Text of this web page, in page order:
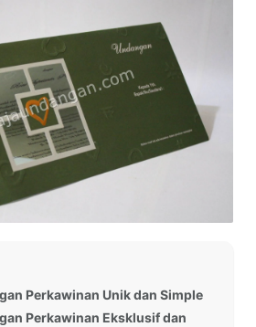
Perkawinan Unik dan Simple
Perkawinan Eksklusif dan